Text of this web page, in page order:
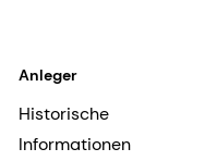
Anleger
Historische
Informationen